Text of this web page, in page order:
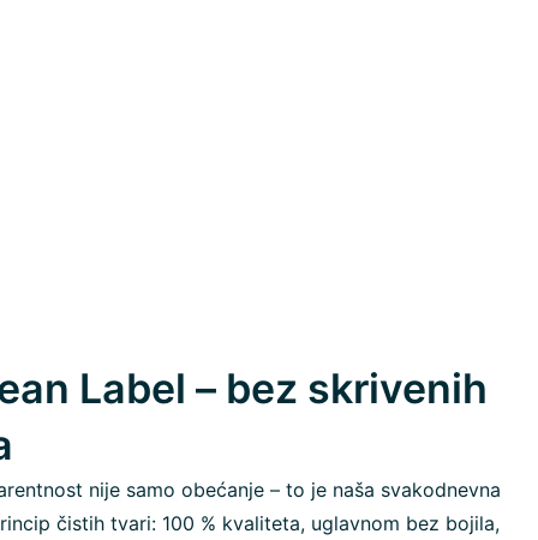
Label – bez skrivenih
nije samo obećanje – to je naša svakodnevna
čistih tvari: 100 % kvaliteta, uglavnom bez bojila,